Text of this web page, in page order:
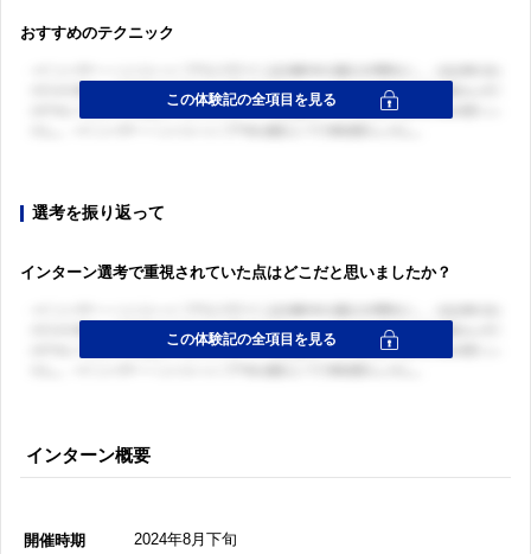
おすすめのテクニック
選考を振り返って
インターン選考で重視されていた点はどこだと思いましたか？
インターン概要
開催時期 2024年8月下旬